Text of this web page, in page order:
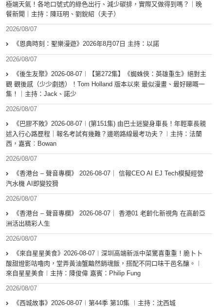
極端天氣！各地口號式的綠色出行、減少碳排，實際又做得到嗎？｜晚
餐新聞｜主持：陳珏明、劉銳紹（夫子）
2026/08/07
《恩典時刻：聖樂漫遊》2026年8月07日 主持：以諾
2026/08/07
《後生友聚》2026-08-07︱【第272集】《蜘蛛俠：英雄重生》絕對主
觀 觀後感（少少劇透）！Tom Holland 版本以來 最似漫畫、最好睇嘅一
集！｜主持：Jack、諾少
2026/08/07
《巴膠不敗》2026-08-07︱(第151集) 由巴士迷變身車長！年輕車長親
述入行心路歷程｜報名考試有幾難？邊啲路線最考功夫？︱主持：法蘭
西，嘉賓︰Bowan
2026/08/07
《香港台 – 聲音專欄》 2026-08-07｜ 信報CEO AI EJ Tech模擬經營
汽水機 AI即變狡猾
2026/08/07
《香港台 – 聲音專欄》 2026-08-07｜ 香港01 老齡化新視角 在高齡亞
洲活出精彩人生
2026/08/07
《來自星星美食》2026-08-07︱深圳高端新派中菜驚喜重重！脆卜卜
酸甜燈影咕嚕肉，堂弄黃油蟹黯然銷魂飯，搭配不同口味干邑名釀。︱
來自星星美食︱主持：陳俊偉 嘉賓：Philip Fung
2026/08/07
《西城故事》2026-08-07︱第44季 第10集 ︱主持：沈西城